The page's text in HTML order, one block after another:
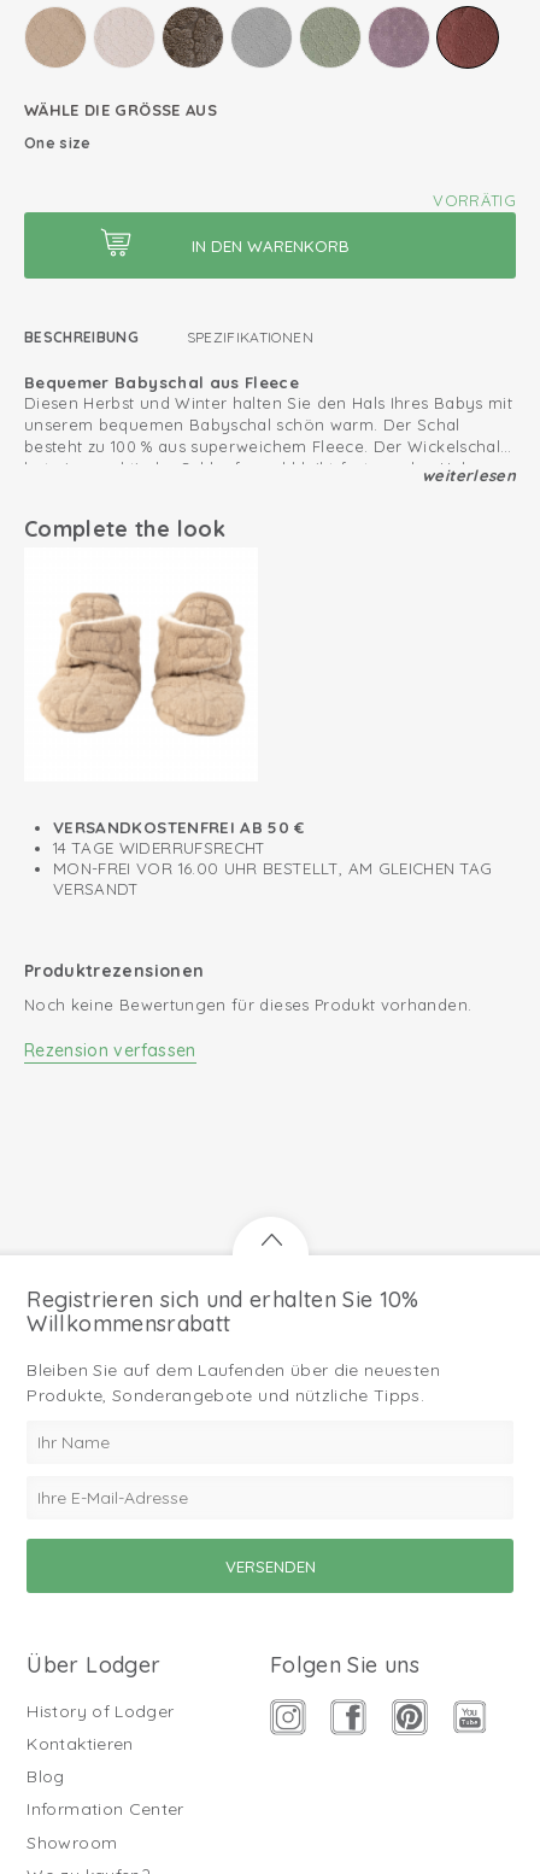
WÄHLE DIE GRÖSSE AUS
One size
VORRÄTIG
BESCHREIBUNG SPEZIFIKATIONEN
Bequemer Babyschal aus Fleece
Diesen Herbst und Winter halten Sie den Hals Ihres Babys mit
unserem bequemen Babyschal schön warm. Der Schal
besteht zu 100 % aus superweichem Fleece. Der Wickelschal
hat eine praktische Schlaufe und bleibt fest um den Hals
Kombinieren Sie den Babyschal mit einer Baby-Winterjacke
Unser Muffler Wickelschal lässt sich gut mit passenden
Superweiches Sherpa Fleece
weiterlesen
Complete the look
VERSANDKOSTENFREI AB 50 €
14 TAGE WIDERRUFSRECHT
MON-FREI VOR 16.00 UHR BESTELLT, AM GLEICHEN TAG
VERSANDT
Produktrezensionen
Noch keine Bewertungen für dieses Produkt vorhanden.
Rezension verfassen
Registrieren sich und erhalten Sie 10%
Willkommensrabatt
Bleiben Sie auf dem Laufenden über die neuesten
Produkte, Sonderangebote und nützliche Tipps.
Über Lodger
History of Lodger
Kontaktieren
Blog
Information Center
Showroom
Folgen Sie uns